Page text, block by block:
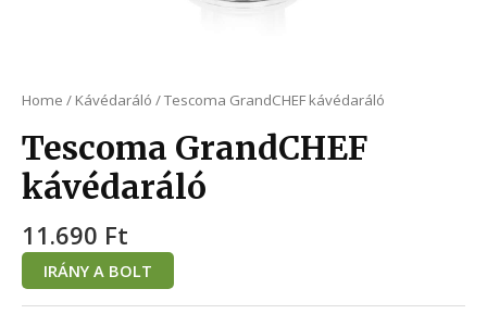
Home / Kávédaráló / Tescoma GrandCHEF kávédaráló
Tescoma GrandCHEF
kávédaráló
11.690 Ft
IRÁNY A BOLT